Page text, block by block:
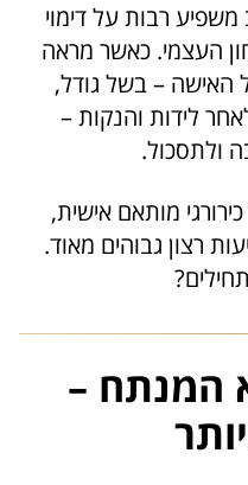
משפיע רבות על דימוי
העצמי. כאשר מראה
האישה – בשל גודל,
לידות והנקות –
ולתסכול.
מותאם אישית,
רצון גבוהים מאוד.
המנתח –